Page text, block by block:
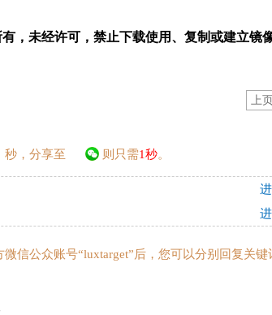
，未经许可，禁止下载使用、复制或建立镜
上页
秒，分享至 则只需1秒。
公众账号“luxtarget”后，您可以分别回复关键